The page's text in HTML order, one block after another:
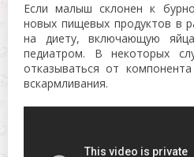
Если малыш склонен к
новых пищевых продуктов в
на диету, включающую
педиатром. В некоторых
отказываться от
вскармливания.